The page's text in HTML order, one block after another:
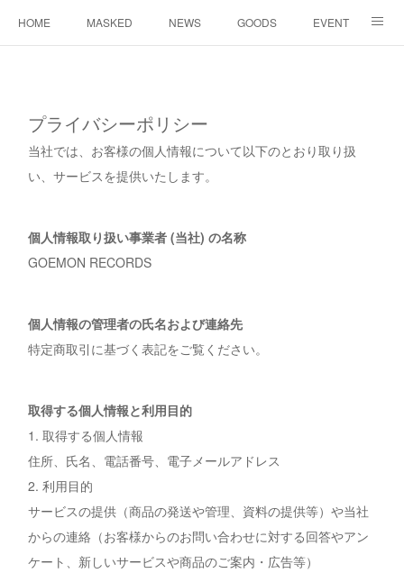
HOME MASKED NEWS GOODS EVENT
プライバシーポリシー
当社では、お客様の個人情報について以下のとおり取り扱
い、サービスを提供いたします。
個人情報取り扱い事業者 (当社) の名称
GOEMON RECORDS
個人情報の管理者の氏名および連絡先
特定商取引に基づく表記をご覧ください。
取得する個人情報と利用目的
1. 取得する個人情報
住所、氏名、電話番号、電子メールアドレス
2. 利用目的
サービスの提供（商品の発送や管理、資料の提供等）や当社
からの連絡（お客様からのお問い合わせに対する回答やアン
ケート、新しいサービスや商品のご案内・広告等）